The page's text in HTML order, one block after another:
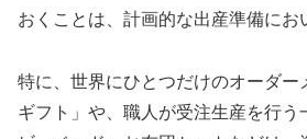
おくことは、計画的な出産準備にお
特に、世界にひとつだけのオーダー
ギフト」や、職人が受注生産を行う